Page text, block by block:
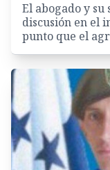
El abogado y
discusión en el
punto que el